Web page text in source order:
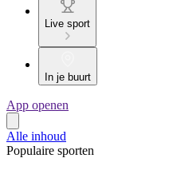
Live sport
In je buurt
App openen
Alle inhoud
Populaire sporten